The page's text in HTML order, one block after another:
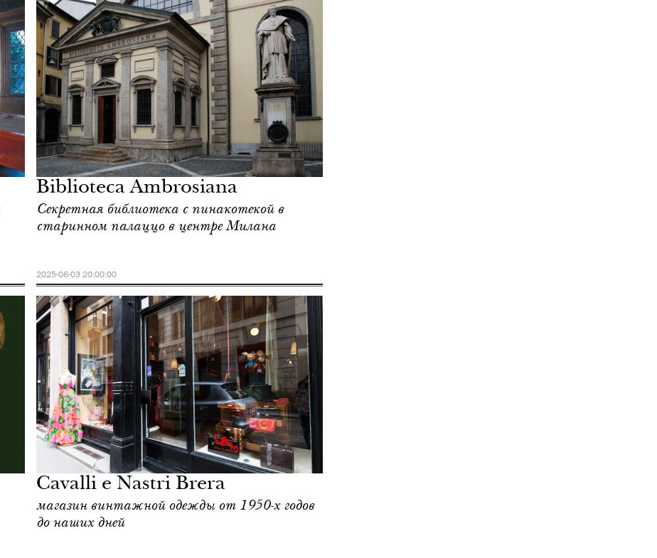
Biblioteca Ambrosiana
Секретная библиотека с пинакотекой в
старинном палаццо в центре Милана
2025-06-03 20:00:00
Cavalli e Nastri Brera
магазин винтажной одежды от 1950-х годов
до наших дней